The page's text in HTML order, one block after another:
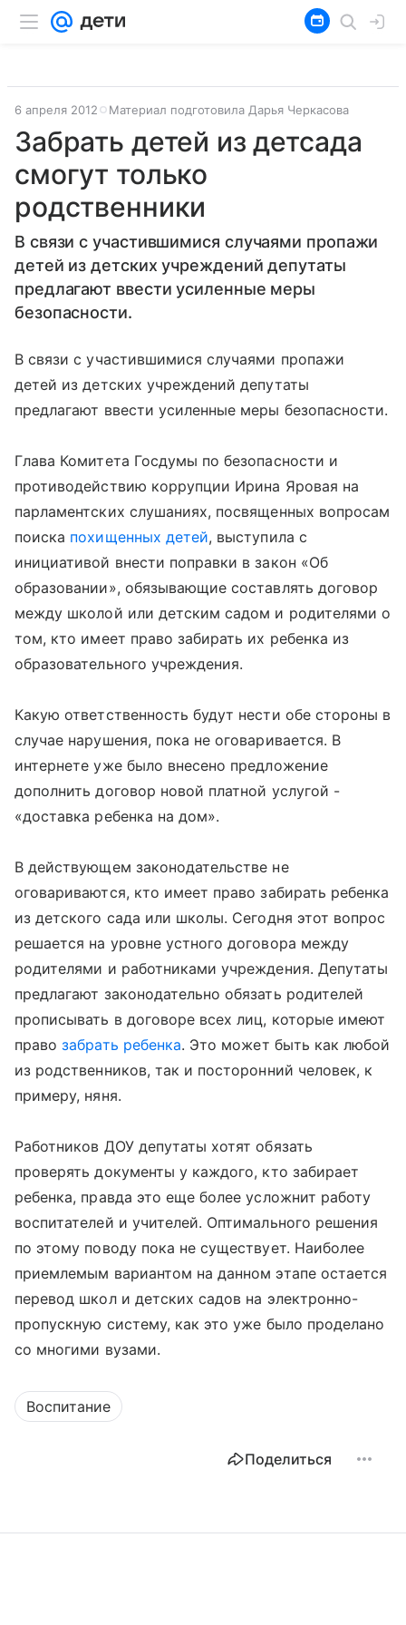
6 апреля 2012 Материал подготовила Дарья Черкасова
Забрать детей из детсада
смогут только
родственники
В связи с участившимися случаями пропажи
детей из детских учреждений депутаты
предлагают ввести усиленные меры
безопасности.
В связи с участившимися случаями пропажи
детей из детских учреждений депутаты
предлагают ввести усиленные меры безопасности.
Глава Комитета Госдумы по безопасности и
противодействию коррупции Ирина Яровая на
парламентских слушаниях, посвященных вопросам
поиска похищенных детей, выступила с
инициативой внести поправки в закон «Об
образовании», обязывающие составлять договор
между школой или детским садом и родителями о
том, кто имеет право забирать их ребенка из
образовательного учреждения.
Какую ответственность будут нести обе стороны в
случае нарушения, пока не оговаривается. В
интернете уже было внесено предложение
дополнить договор новой платной услугой -
«доставка ребенка на дом».
В действующем законодательстве не
оговариваются, кто имеет право забирать ребенка
из детского сада или школы. Сегодня этот вопрос
решается на уровне устного договора между
родителями и работниками учреждения. Депутаты
предлагают законодательно обязать родителей
прописывать в договоре всех лиц, которые имеют
правозабрать ребенка. Это может быть как любой
из родственников, так и посторонний человек, к
примеру, няня.
Работников ДОУ депутаты хотят обязать
проверять документы у каждого, кто забирает
ребенка, правда это еще более усложнит работу
воспитателей и учителей. Оптимального решения
по этому поводу пока не существует. Наиболее
приемлемым вариантом на данном этапе остается
перевод школ и детских садов на электронно-
пропускную систему, как это уже было проделано
со многими вузами.
Воспитание
Поделиться